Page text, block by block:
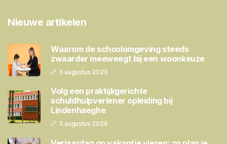
Nieuwe artikelen
Waarom de schoolomgeving steeds
zwaarder meeweegt bij een woonkeuze
5 augustus 2026
Volg een praktijkgerichte
schuldhulpverlener opleiding bij
Lindenhaeghe
5 augustus 2026